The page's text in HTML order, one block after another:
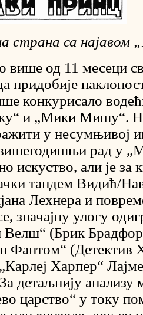
страна са најавом „
више од 11 месеци
придобије
конкурисало
и „Мики Мишу“.
у несумњивој
рад у
искуство, али је
тандем Видић/
Лехнера и
значајну улогу
Велш“ (Брик
Фантом“ (Детектив
Харпер“
детаљнију анализу
царство“ у току